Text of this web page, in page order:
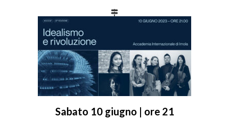
Sabato 10 giugno | ore 21